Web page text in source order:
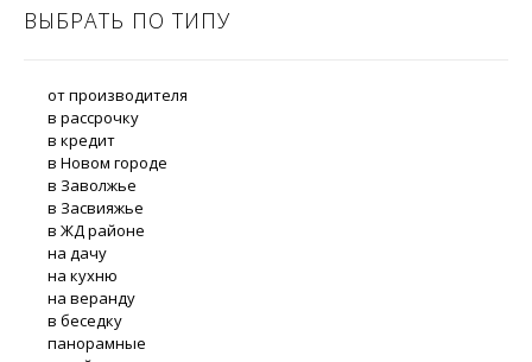
ВЫБРАТЬ ПО ТИПУ
от производителя
в рассрочку
в кредит
в Новом городе
в Заволжье
в Засвияжье
в ЖД районе
на дачу
на кухню
на веранду
в беседку
панорамные